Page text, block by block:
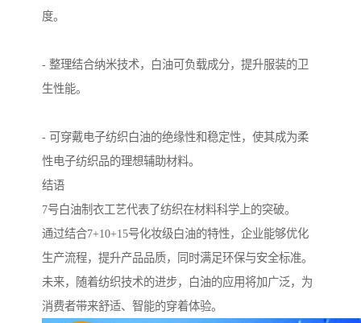
度。
- 整理结合纳米技术，白油可负载成分，提升服装的卫
生性能。
- 可穿戴电子纺织白油的绝缘性和稳定性，使其成为柔
性电子纺织品的理想辅助材料。
结语
7号白油制衣工艺代表了纺织在材料科学上的突破。
通过结合7+10+15号化妆级白油的特性，企业能够优化
生产流程，提升产品品质，同时满足环保与安全标准。
未来，随着纺织技术的进步，白油的应用将加广泛，为
消费者带来舒适、智能的穿着体验。